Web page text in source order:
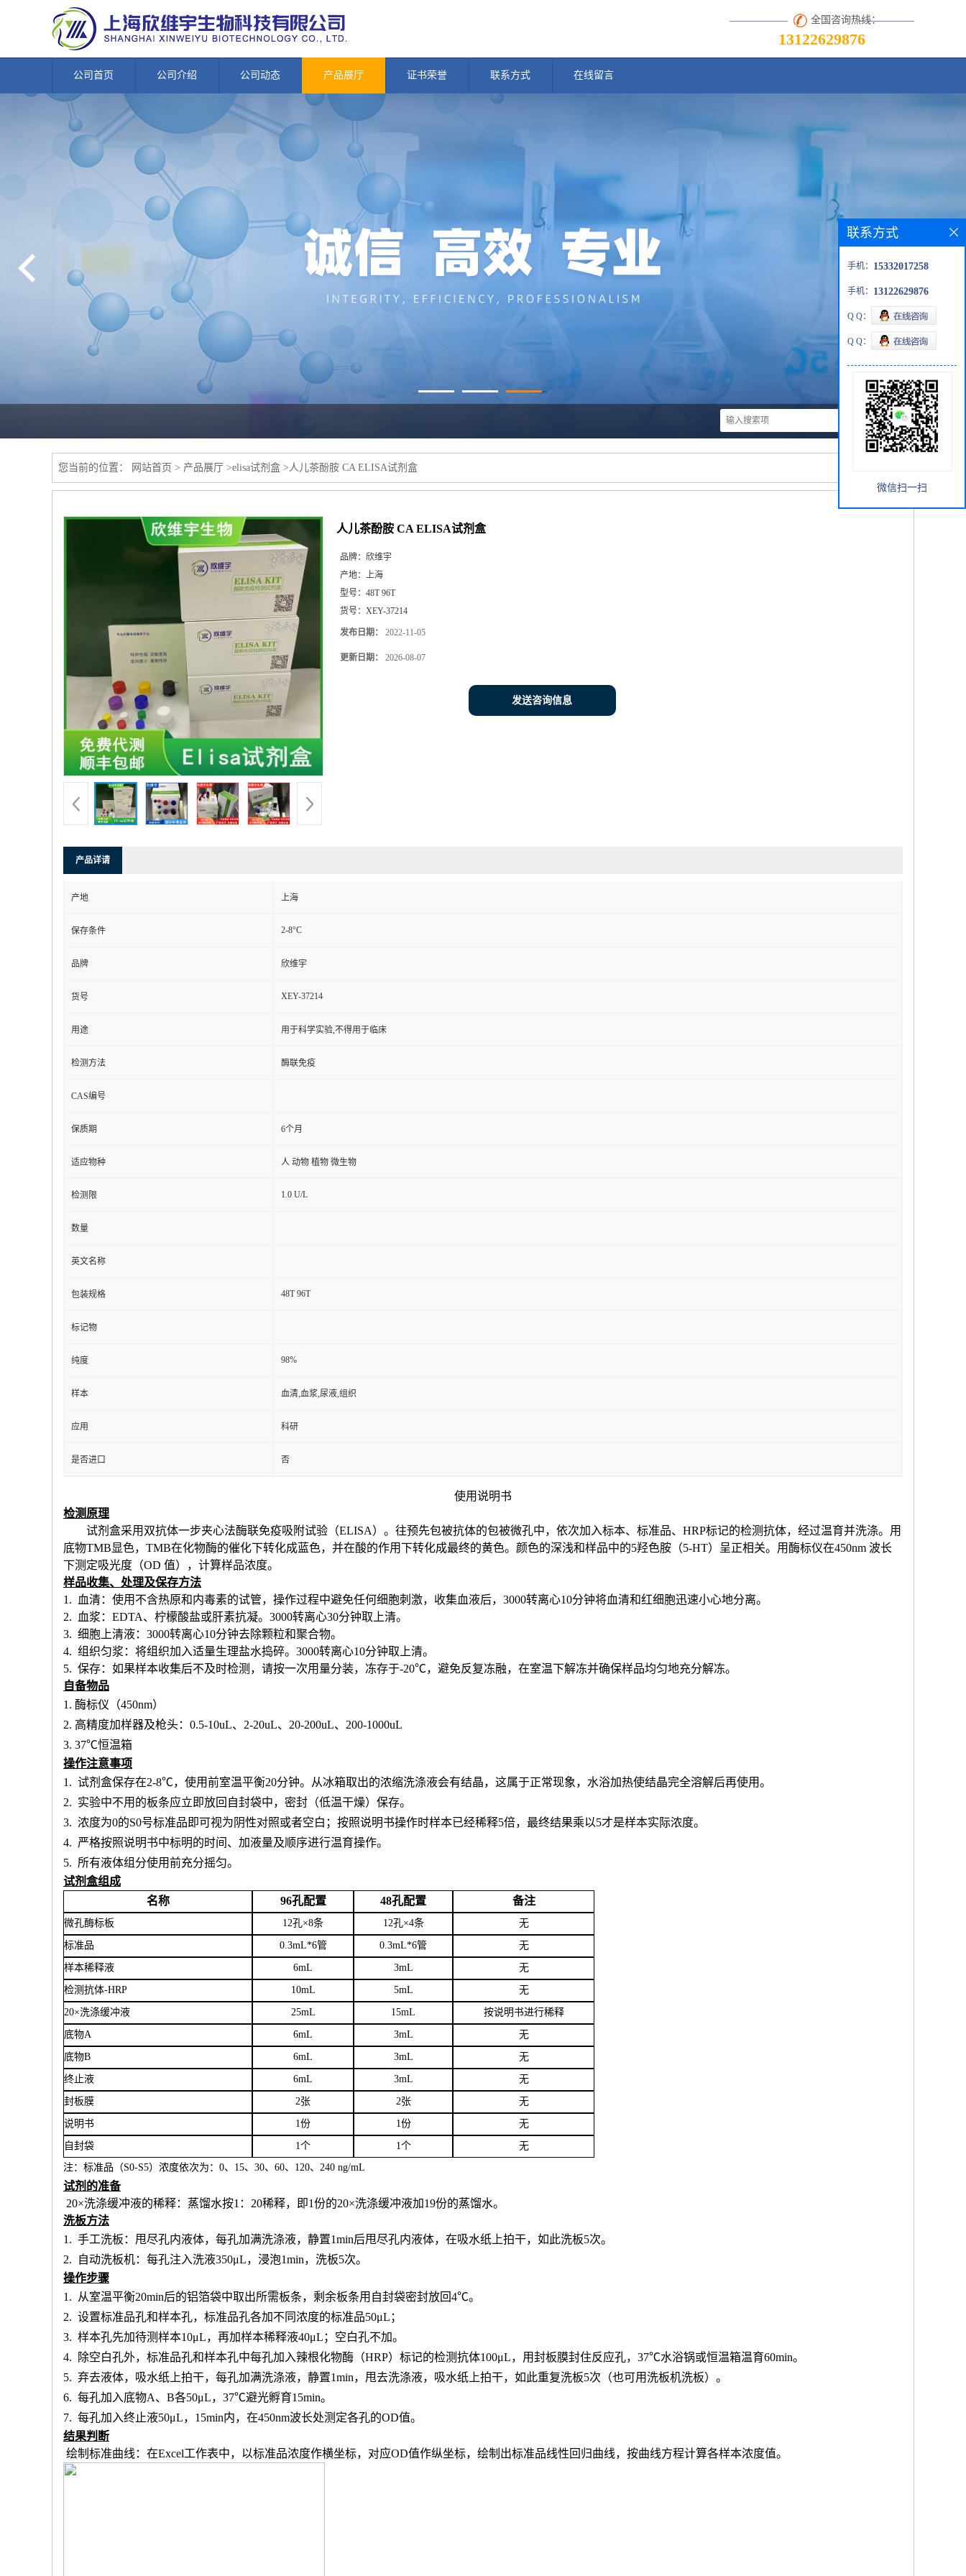
全国咨询热线：
13122629876
公司首页 公司介绍 公司动态 产品展厅 证书荣誉 联系方式 在线留言
您当前的位置： 网站首页 > 产品展厅 >elisa试剂盒 >人儿茶酚胺 CA ELISA试剂盒
人儿茶酚胺 CA ELISA试剂盒
品牌： 欣维宇
产地： 上海
型号： 48T 96T
货号： XEY-37214
发布日期： 2022-11-05
更新日期： 2026-08-07
发送咨询信息
产品详请
产地 上海
保存条件 2-8°C
品牌 欣维宇
货号 XEY-37214
用途 用于科学实验,不得用于临床
检测方法 酶联免疫
CAS编号
保质期 6个月
适应物种 人 动物 植物 微生物
检测限 1.0 U/L
数量
英文名称
包装规格 48T 96T
标记物
纯度 98%
样本 血清,血浆,尿液,组织
应用 科研
是否进口 否
使用说明书
检测原理
试剂盒采用双抗体一步夹心法酶联免疫吸附试验（ELISA）。往预先包被抗体的包被微孔中，依次加入标本、标准品、HRP标记的检测抗体，经过温育并洗涤。用
底物TMB显色，TMB在化物酶的催化下转化成蓝色，并在酸的作用下转化成最终的黄色。颜色的深浅和样品中的5羟色胺（5-HT） 呈正相关。用酶标仪在450nm 波长
下测定吸光度（OD 值），计算样品浓度。
样品收集、处理及保存方法
1. 血清：使用不含热原和内毒素的试管，操作过程中避免任何细胞刺激，收集血液后，3000转离心10分钟将血清和红细胞迅速小心地分离。
2. 血浆：EDTA、柠檬酸盐或肝素抗凝。3000转离心30分钟取上清。
3. 细胞上清液：3000转离心10分钟去除颗粒和聚合物。
4. 组织匀浆：将组织加入适量生理盐水捣碎。3000转离心10分钟取上清。
5. 保存：如果样本收集后不及时检测，请按一次用量分装，冻存于-20℃，避免反复冻融，在室温下解冻并确保样品均匀地充分解冻。
自备物品
1. 酶标仪（450nm）
2. 高精度加样器及枪头： 0.5-10uL、2-20uL、20-200uL、200-1000uL
3. 37℃恒温箱
操作注意事项
1. 试剂盒保存在2-8℃，使用前室温平衡20分钟。从冰箱取出的浓缩洗涤液会有结晶，这属于正常现象，水浴加热使结晶完全溶解后再使用。
2. 实验中不用的板条应立即放回自封袋中，密封（低温干燥）保存。
3. 浓度为0的S0号标准品即可视为阴性对照或者空白；按照说明书操作时样本已经稀释5倍，最终结果乘以5才是样本实际浓度。
4. 严格按照说明书中标明的时间、加液量及顺序进行温育操作。
5. 所有液体组分使用前充分摇匀。
试剂盒组成
名称
96孔配置 48孔配置 备注
微孔酶标板 12孔×8条 12孔×4条 无
标准品 0.3mL*6管 0.3mL*6管 无
样本稀释液 6mL 3mL 无
检测抗体-HRP 10mL 5mL 无
20×洗涤缓冲液 25mL 15mL 按说明书进行稀释
底物A 6mL 3mL 无
底物B 6mL 3mL 无
终止液 6mL 3mL 无
封板膜 2张 2张 无
说明书 1份 1份 无
自封袋 1个 1个
无
注：标准品（S0-S5）浓度依次为： 0、15、30、60、120、240 ng/mL
试剂的准备
20×洗涤缓冲液的稀释：蒸馏水按1：20稀释，即1份的20×洗涤缓冲液加19份的蒸馏水。
洗板方法
1. 手工洗板：甩尽孔内液体，每孔加满洗涤液，静置1min后甩尽孔内液体，在吸水纸上拍干，如此洗板5次。
2.
自动洗板机：每孔注入洗液350μL，浸泡1min，洗板5次。
操作步骤
1.
从室温平衡20min后的铝箔袋中取出所需板条，剩余板条用自封袋密封放回4℃。
2. 设置标准品孔和样本孔，标准品孔各加不同浓度的标准品50μL；
3. 样本孔先加待测样本10μL，再加样本稀释液40μL； 空白孔不加。
4.
除空白孔外， 标准品孔和样本孔中每孔加入辣根化物酶（HRP）标记的检测抗体100μL，用封板膜封住反应孔，37℃水浴锅或恒温箱温育60min。
5. 弃去液体，吸水纸上拍干，每孔加满洗涤液，静置1min，甩去洗涤液，吸水纸上拍干，如此重复洗板5次（也可用洗板机洗板）。
6. 每孔加入底物A、B各50μL，37℃避光孵育15min。
7. 每孔加入终止液50μL，15min内，在450nm波长处测定各孔的OD值。
结果判断
绘制标准曲线：在Excel工作表中，以标准品浓度作横坐标，对应OD值作纵坐标，绘制出标准品线性回归曲线，按曲线方程计算各样本浓度值。
联系方式
手机： 15332017258
手机： 13122629876
Q Q：
Q Q：
微信扫一扫